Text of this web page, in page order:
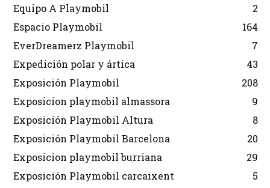
Equipo A Playmobil
2
Espacio Playmobil
164
EverDreamerz Playmobil
7
Expedición polar y ártica
43
Exposición Playmobil
208
Exposicion playmobil almassora
9
Exposición Playmobil Altura
8
Exposición Playmobil Barcelona
20
Exposicion playmobil burriana
29
Exposición Playmobil carcaixent
5